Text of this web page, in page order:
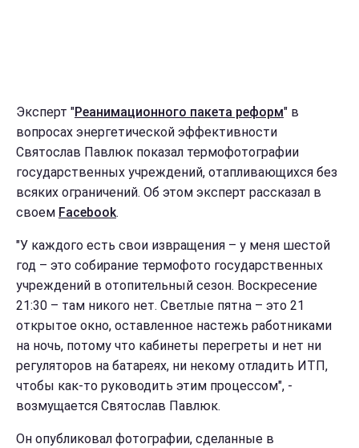
Эксперт "Реанимационного пакета реформ" в
вопросах энергетической эффективности
Святослав Павлюк показал термофотографии
государственных учреждений, отапливающихся без
всяких ограничений. Об этом эксперт рассказал в
своем Facebook.
"У каждого есть свои извращения – у меня шестой
год – это собирание термофото государственных
учреждений в отопительный сезон. Воскресение
21:30 – там никого нет. Светлые пятна – это 21
открытое окно, оставленное настежь работниками
на ночь, потому что кабинеты перегреты и нет ни
регуляторов на батареях, ни некому отладить ИТП,
чтобы как-то руководить этим процессом", -
возмущается Святослав Павлюк.
Он опубликовал фотографии, сделанные в